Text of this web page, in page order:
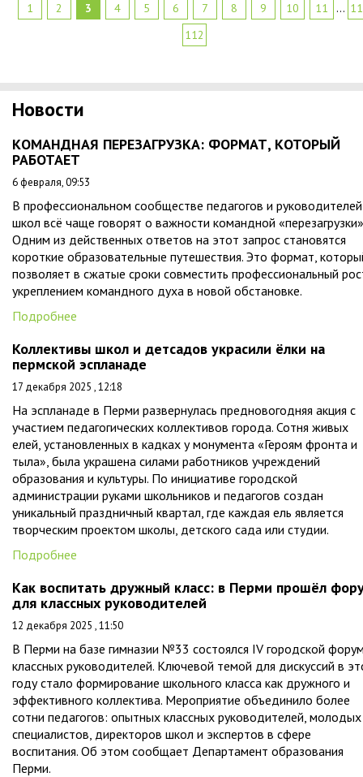
1 2 3 4 5 6 7 8 9 10 11 ...
112
Новости
КОМАНДНАЯ ПЕРЕЗАГРУЗКА: ФОРМАТ, КОТОРЫЙ
РАБОТАЕТ
6 февраля, 09:53
В профессиональном сообществе педагогов и руководителей
школ всё чаще говорят о важности командной
Одним из действенных ответов на этот запрос становятся
короткие образовательные путешествия. Это формат,
позволяет в сжатые сроки совместить профессиональный
укреплением командного духа в новой обстановке.
Подробнее
Коллективы школ и детсадов украсили ёлки на
пермской эспланаде
17 декабря 2025 , 12:18
На эспланаде в Перми развернулась предновогодняя акция с
участием педагогических коллективов города. Сотня живых
елей, установленных в кадках у монумента «Героям фронта и
тыла», была украшена силами работников учреждений
образования и культуры. По инициативе городской
администрации руками школьников и педагогов создан
уникальный праздничный квартал, где каждая ель является
творческим проектом школы, детского сада или студии.
Подробнее
Как воспитать дружный класс: в Перми прошёл
для классных руководителей
12 декабря 2025 , 11:50
В Перми на базе гимназии №33 состоялся IV городской
классных руководителей. Ключевой темой для дискуссий в
году стало формирование школьного класса как дружного и
эффективного коллектива. Мероприятие объединило более
сотни педагогов: опытных классных руководителей, молодых
специалистов, директоров школ и экспертов в сфере
воспитания. Об этом сообщает Департамент образования
Перми.